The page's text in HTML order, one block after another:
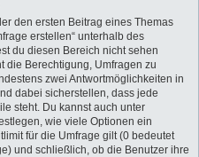
den ersten Beitrag eines Themas
erstellen“ unterhalb des
du diesen Bereich nicht sehen
die Berechtigung, Umfragen zu
zwei Antwortmöglichkeiten in
dabei sicherstellen, dass jede
steht. Du kannst auch unter
wie viele Optionen ein
für die Umfrage gilt (0 bedeutet
und schließlich, ob die Benutzer ihre